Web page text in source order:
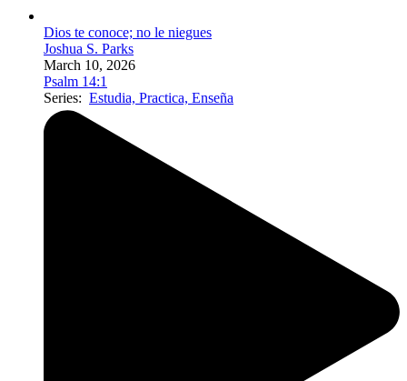
Dios te conoce; no le niegues
Joshua S. Parks
March 10, 2026
Psalm 14:1
Series: Estudia, Practica, Enseña